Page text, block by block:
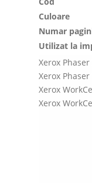
Culoare
Numar
Utilizat la
Xerox Phaser
Xerox Phaser
Xerox
Xerox